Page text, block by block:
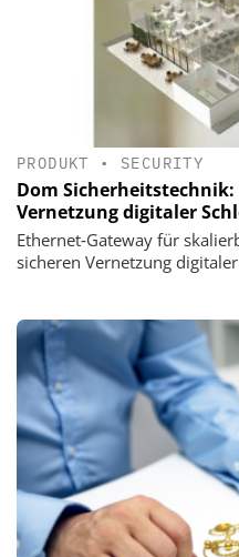
PRODUKT • SECURITY
Dom
Vernetzung digitaler
Ethernet‑Gateway für
sicheren Vernetzung